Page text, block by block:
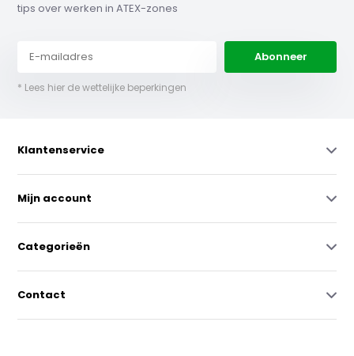
tips over werken in ATEX-zones
Abonneer
* Lees hier de wettelijke beperkingen
Klantenservice
Mijn account
Categorieën
Contact